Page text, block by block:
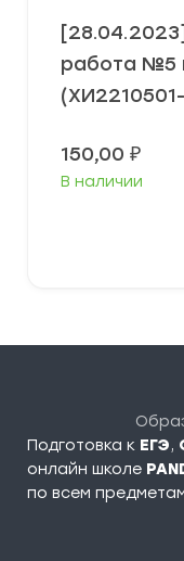
работа №5
150,00 ₽
В наличии
Подготовка к ЕГЭ,
онлайн школе
по всем